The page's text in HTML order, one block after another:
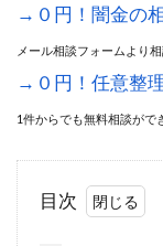
→０円！闇金の
メール相談フォームより相
→０円！任意整
1件からでも無料相談がで
目次